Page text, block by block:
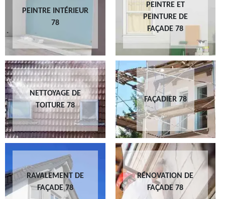
PEINTRE INTÉRIEUR
78
PEINTRE ET
PEINTURE DE
FAÇADE 78
NETTOYAGE DE
TOITURE 78
FAÇADIER 78
RAVALEMENT DE
FAÇADE 78
RÉNOVATION DE
FAÇADE 78